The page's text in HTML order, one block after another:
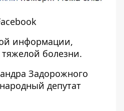
информации,
тяжелой болезни.
Задорожного
депутат